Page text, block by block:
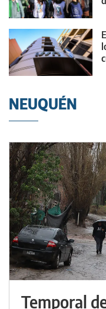
NEUQUÉN
Temporal